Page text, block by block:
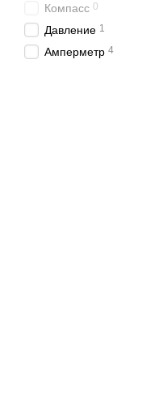
Компасс 0
Давление 1
Амперметр 4